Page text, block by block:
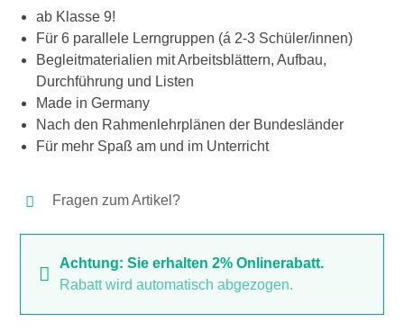
ab Klasse 9!
Für 6 parallele Lerngruppen (á 2-3 Schüler/innen)
Begleitmaterialien mit Arbeitsblättern, Aufbau,
Durchführung und Listen
Made in Germany
Nach den Rahmenlehrplänen der Bundesländer
Für mehr Spaß am und im Unterricht
Fragen zum Artikel?
Achtung: Sie erhalten 2% Onlinerabatt.
Rabatt wird automatisch abgezogen.